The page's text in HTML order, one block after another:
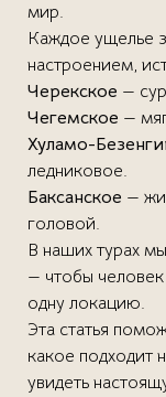
мир.
Каждое ущелье
настроением,
Черекское —
Чегемское —
Хуламо-
ледниковое.
Баксанское —
головой.
В наших турах
— чтобы человек
одну локацию.
Эта статья
какое подходит
увидеть